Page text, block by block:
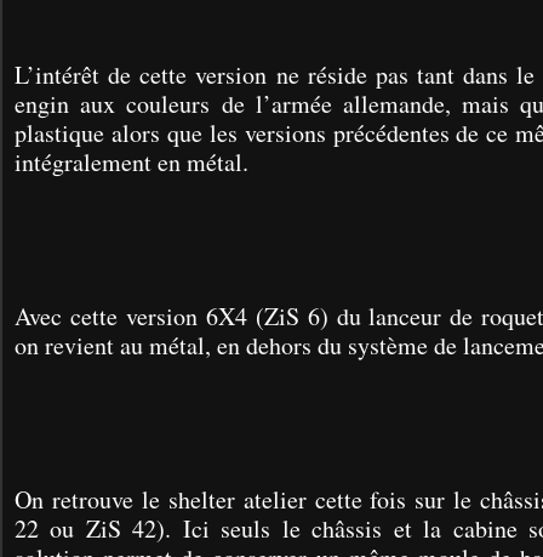
L’intérêt de cette version ne réside pas tant dans
engin aux couleurs de l’armée allemande, mais
plastique alors que les versions précédentes de ce
intégralement en métal.
Avec cette version 6X4 (ZiS 6) du lanceur de
on revient au métal, en dehors du système de
On retrouve le shelter atelier cette fois sur le
22 ou ZiS 42). Ici seuls le châssis et la cabine